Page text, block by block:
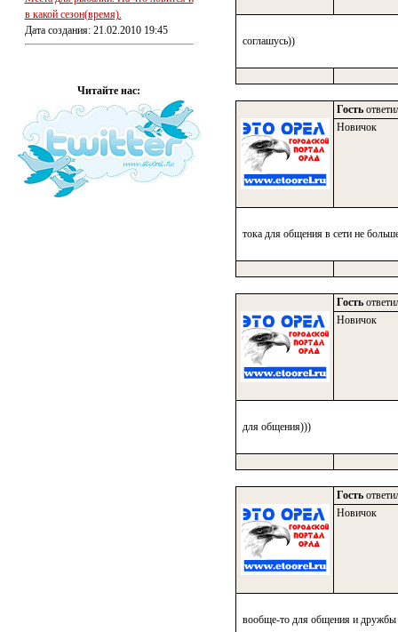
в какой сезон(время).
Дата создания: 21.02.2010 19:45
Читайте нас:
соглашусь))
Гость
Новичок
тока для общения в сети не
Гость
Новичок
для общения)))
Гость
Новичок
вообще-то для общения и дружбы